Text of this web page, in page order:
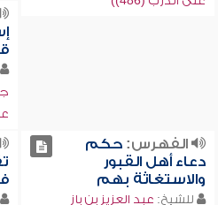
الفهرس:حكم
دعاء أهل القبور
والاستغاثة بهم
للشيخ: عبد العزيز بن باز